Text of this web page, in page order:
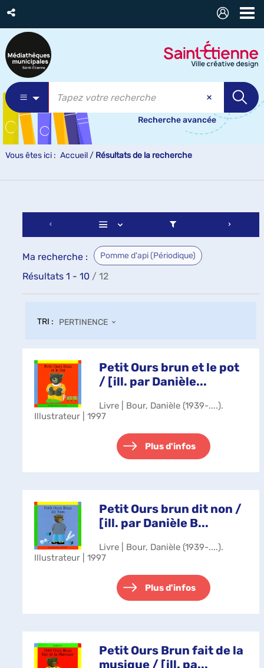
Recherche avancée
Vous êtes ici : Accueil / Résultats de la recherche
Ma recherche : Pomme d'api (Périodique)
Résultats 1 - 10 / 12
TRI : PERTINENCE
Petit Ours brun et le pot
/ [ill. par Danièle...
Livre | Bour, Danièle (1939-....).
Illustrateur | 1997
Plus d'infos
Petit Ours brun dit non /
[ill. par Danièle B...
Livre | Bour, Danièle (1939-....).
Illustrateur | 1997
Plus d'infos
Petit Ours Brun fait de la
musique / [ill. pa...